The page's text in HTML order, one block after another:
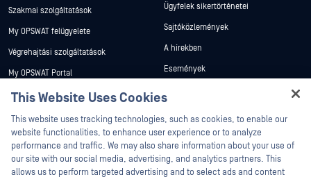
Szakmai szolgáltatások
My OPSWAT felügyelete
Végrehajtási szolgáltatások
My OPSWAT Portal
Műszaki dokumentáció
Képzések
Biztonsági sebezhetőségi program
Partnerek
Tanúsítvány
Ügyfelek sikertörténetei
Sajtóközlemények
A hírekben
Események
Fehér könyvek
This Website Uses Cookies
This website uses tracking technologies, such as cookies, to enable our
website functionalities, to enhance user experience or to analyze
performance and traffic. We may also share information about your use of
our site with our social media, advertising, and analytics partners. This
allows us to perform targeted advertising and to select ads and content
Hey there!
I'm Ozzy, your OPSWAT virtual assistant.
How can I help you secure what's critical
today?